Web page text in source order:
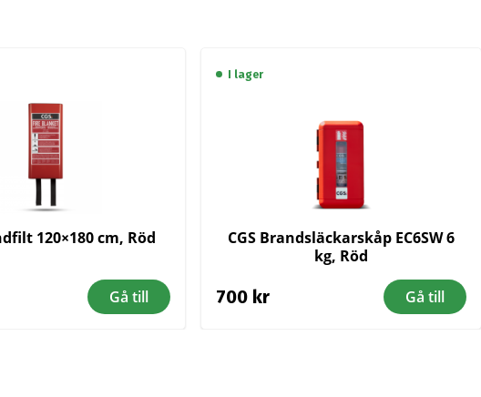
120×180 cm, Röd
Gå till
I lager
CGS Brandsläckarskåp EC6SW 6
kg, Röd
700 kr Gå till